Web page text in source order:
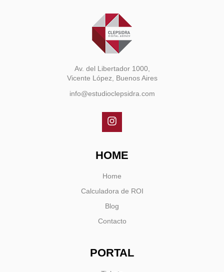
Av. del Libertador 1000,
Vicente López, Buenos Aires
info@estudioclepsidra.com
HOME
Home
Calculadora de ROI
Blog
Contacto
PORTAL